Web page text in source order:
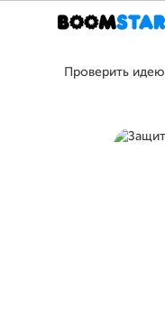
Проверить идею